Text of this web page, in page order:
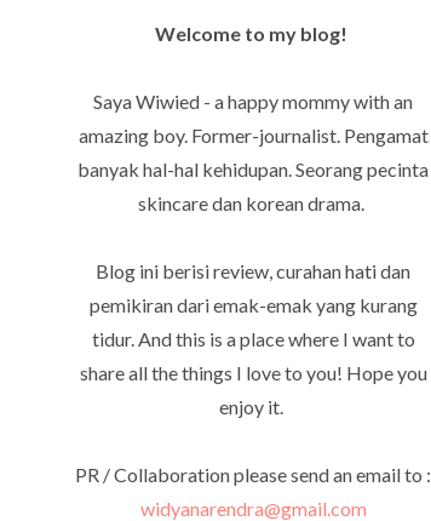
Welcome to my blog!
Saya Wiwied - a happy mommy with an
amazing boy. Former-journalist. Pengamat
banyak hal-hal kehidupan. Seorang pecinta
skincare dan korean drama.
Blog ini berisi review, curahan hati dan
pemikiran dari emak-emak yang kurang
tidur. And this is a place where I want to
share all the things I love to you! Hope you
enjoy it.
PR / Collaboration please send an email to :
widyanarendra@gmail.com